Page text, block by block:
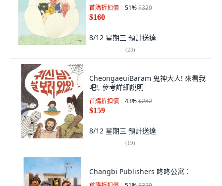
首購折扣價 51%$329
$160
8/12 星期三 預計送達
(23)
CheongaeuiBaram 鬼神大人! 來看我
吧!, 參考詳細說明
首購折扣價 43%$282
$159
8/12 星期三 預計送達
(19)
Changbi Publishers 咚咚公寓：